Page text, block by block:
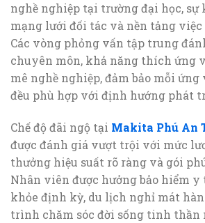
nghề nghiệp tại trường đại học, sự
mạng lưới đối tác và nền tảng
Các vòng phỏng vấn tập trung
chuyên môn, khả năng thích ứng
mê nghề nghiệp, đảm bảo mỗi
đều phù hợp với định hướng phát
Chế độ đãi ngộ tại Makita Phú An
được đánh giá vượt trội với mức
thưởng hiệu suất rõ ràng và gói
Nhân viên được hưởng bảo hiểm y
khỏe định kỳ, du lịch nghỉ mát
trình chăm sóc đời sống tinh thần